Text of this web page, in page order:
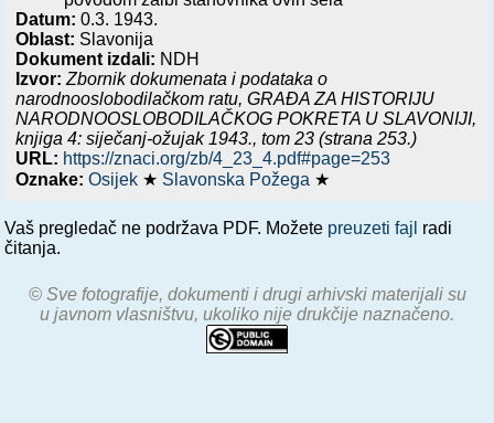
Datum:0.3. 1943.
Oblast: Slavonija
Dokument izdali: NDH
Izvor: Zbornik dokumenata i podataka o
narodnooslobodilačkom ratu,GRAĐA ZA HISTORIJU
NARODNOOSLOBODILAČKOG POKRETA U SLAVONIJI,
knjiga 4: siječanj-ožujak 1943., tom 23 (strana 253.)
URL: https://znaci.org/zb/4_23_4.pdf#page=253
Oznake:Osijek ★ Slavonska Požega ★
Vaš pregledač ne podržava PDF. Možete preuzeti fajl radi
čitanja.
© Sve fotografije, dokumenti i drugi arhivski materijali su
u javnom vlasništvu, ukoliko nije drukčije naznačeno.